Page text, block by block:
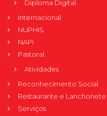
Diploma Digital
Internacional
NUPHIS
NAPI
Pastoral
Atividades
Reconhecimento Social
Restaurante e Lanchonete
Serviços